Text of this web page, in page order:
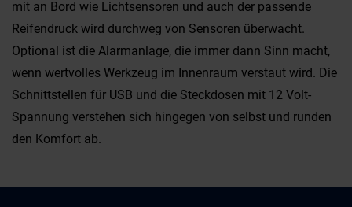
mit an Bord wie Lichtsensoren und auch der passende
Reifendruck wird durchweg von Sensoren überwacht.
Optional ist die Alarmanlage, die immer dann Sinn macht,
wenn wertvolles Werkzeug im Innenraum verstaut wird. Die
Schnittstellen für USB und die Steckdosen mit 12 Volt-
Spannung verstehen sich hingegen von selbst und runden
den Komfort ab.